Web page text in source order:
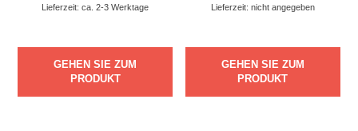
Lieferzeit: ca. 2-3 Werktage
GEHEN SIE ZUM
PRODUKT
Lieferzeit: nicht angegeben
GEHEN SIE ZUM
PRODUKT